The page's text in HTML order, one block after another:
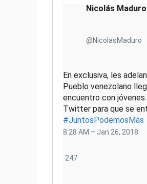
Nicolás Maduro
@NicolasMaduro
En exclusiva, les
Pueblo venezolano
encuentro con
#JuntosPodemosMás
8:28 AM – Jan 26, 2018
247